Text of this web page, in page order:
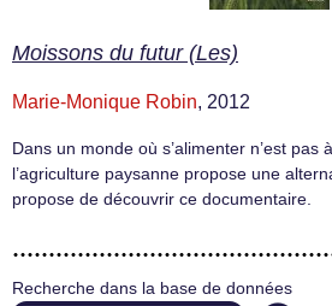
Moissons du futur (Les)
Marie-Monique Robin, 2012
Dans un monde où s’alimenter n’est pas
l’agriculture paysanne propose une
propose de découvrir ce documentaire.
Recherche dans la base de données